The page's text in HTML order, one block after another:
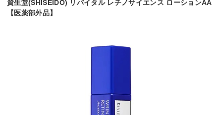
資生堂(SHISEIDO) リバイタル レチノサイエンス ローションAA
【医薬部外品】